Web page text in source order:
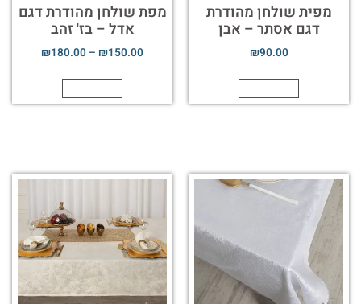
מפית שולחן מהודרת
דגם אסתר – אבן
₪90.00
מפת שולחן מהודרת דגם
אדל – בז' זהב
₪150.00
–
₪180.00